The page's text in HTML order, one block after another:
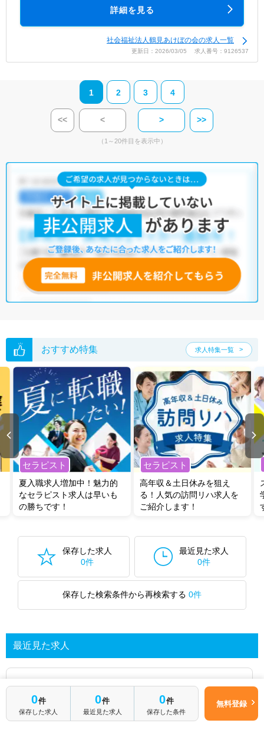
詳細を見る
社会福祉法人鶴見あけぼの会の求人一覧
更新日：2026/03/05 求人番号：9126537
1 2 3 4
<< < > >>
（1～20件目を表示中）
おすすめ特集 求人特集一覧
セラピスト
夏入職求人増加中！魅力的
なセラピスト求人は早いも
の勝ちです！
セラピスト
高年収＆土日休みを狙え
る！人気の訪問リハ求人を
ご紹介します！
保存した求人
0件
最近見た求人
0件
保存した検索条件から再検索する 0件
最近見た求人
あなたが最近見た求人を表示します
求人を探してみる
0件
保存した求人
0件
最近見た求人
0件
保存した条件
無料登録